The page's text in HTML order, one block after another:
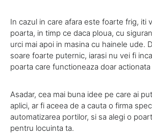
In cazul in care afara este foarte frig, iti
poarta, in timp ce daca ploua, cu
urci mai apoi in masina cu hainele ude.
soare foarte puternic, iarasi nu vei fi
poarta care functioneaza doar actionata
Asadar, cea mai buna idee pe care ai
aplici, ar fi aceea de a cauta o firma
automatizarea portilor, si sa alegi o
pentru locuinta ta.